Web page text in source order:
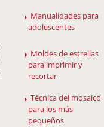
Manualidades para
adolescentes
Moldes de estrellas
para imprimir y
recortar
Técnica del mosaico
para los más
pequeños